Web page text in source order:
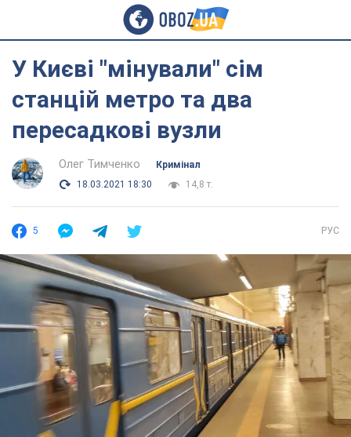
У Києві "мінували" сім
станцій метро та два
пересадкові вузли
Олег Тимченко
Кримінал
18.03.2021 18:30
14,8 т.
5 РУС